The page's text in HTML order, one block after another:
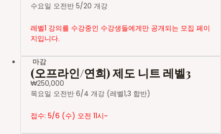
수요일 오전반 5/20 개강
레벨1 강의를 수강중인 수강생들에게만 공개되는 모집 페이
지입니다.
마감
(오프라인/연희) 제도 니트 레벨3
₩250,000
목요일 오전반 6/4 개강 (레벨1,3 합반)
접수: 5/6 (수) 오전 11시~